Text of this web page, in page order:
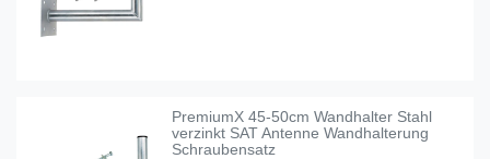
PremiumX 45-50cm Wandhalter Stahl
verzinkt SAT Antenne Wandhalterung
Schraubensatz